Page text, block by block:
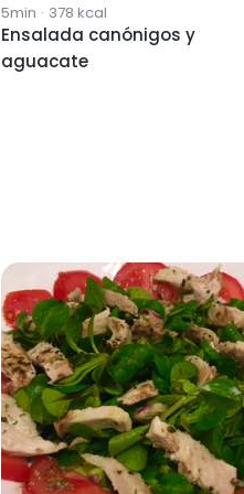
5min · 378 kcal
Ensalada canónigos y
aguacate